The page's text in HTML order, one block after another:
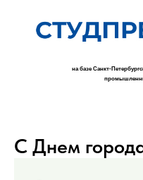
на базе Санкт-
С Днем